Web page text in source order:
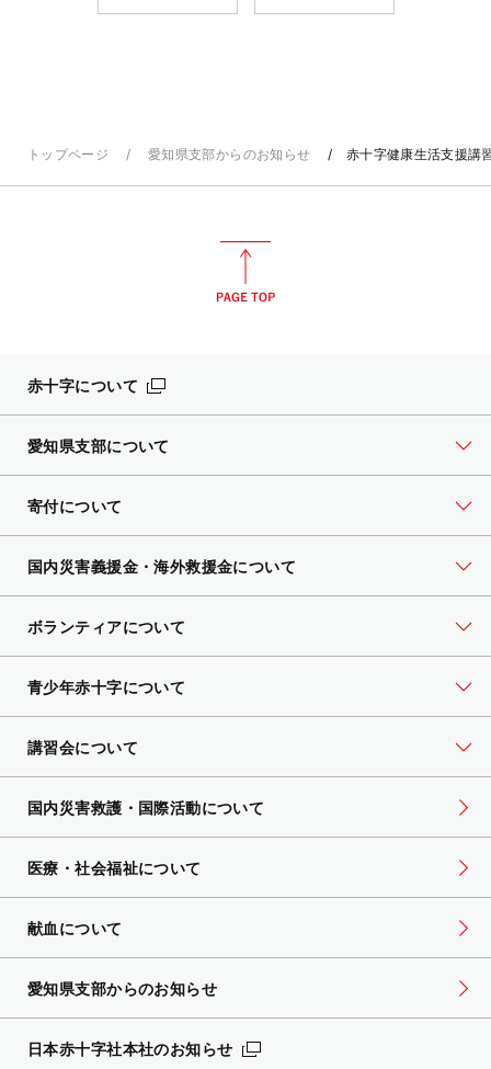
トップページ 愛知県支部からのお知らせ 赤十字健康生活支援講
赤十字について
愛知県支部について
寄付について
国内災害義援金・海外救援金について
ボランティアについて
青少年赤十字について
講習会について
国内災害救護・国際活動について
医療・社会福祉について
献血について
愛知県支部からのお知らせ
日本赤十字社本社のお知らせ